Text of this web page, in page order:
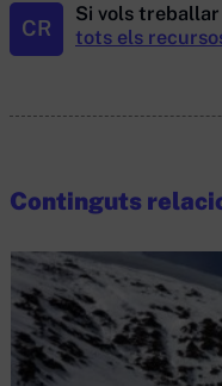
CR
Si vols
tots els
Continguts